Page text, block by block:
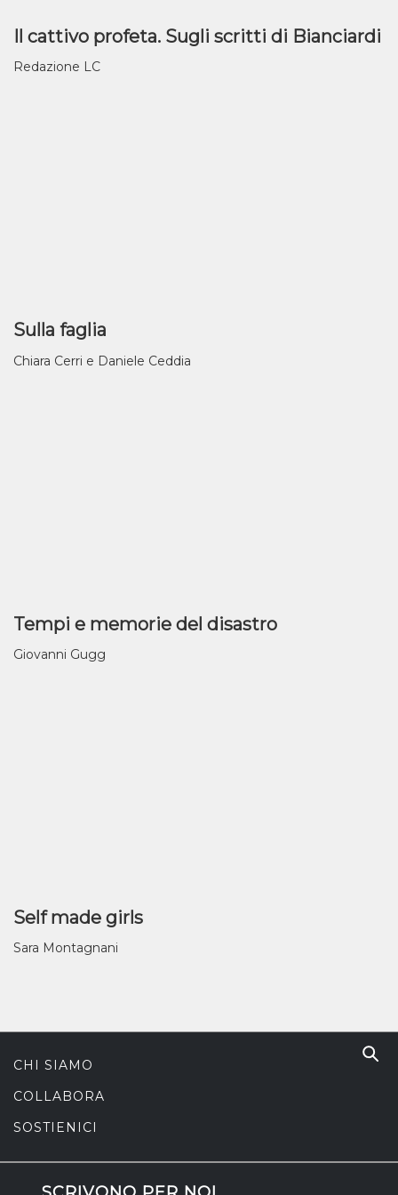
Il cattivo profeta. Sugli scritti di Bianciardi
Redazione LC
Sulla faglia
Chiara Cerri e Daniele Ceddia
Tempi e memorie del disastro
Giovanni Gugg
Self made girls
Sara Montagnani
CHI SIAMO
COLLABORA
SOSTIENICI